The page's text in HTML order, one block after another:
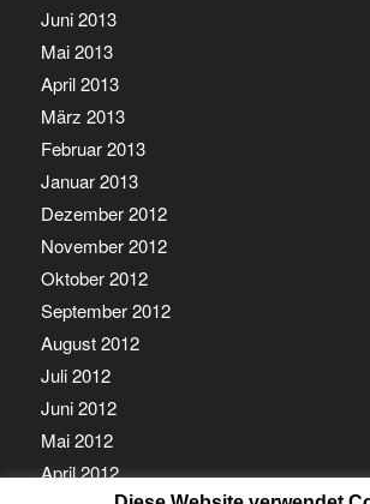
Juni 2013
Mai 2013
April 2013
März 2013
Februar 2013
Januar 2013
Dezember 2012
November 2012
Oktober 2012
September 2012
August 2012
Juli 2012
Juni 2012
Mai 2012
April 2012